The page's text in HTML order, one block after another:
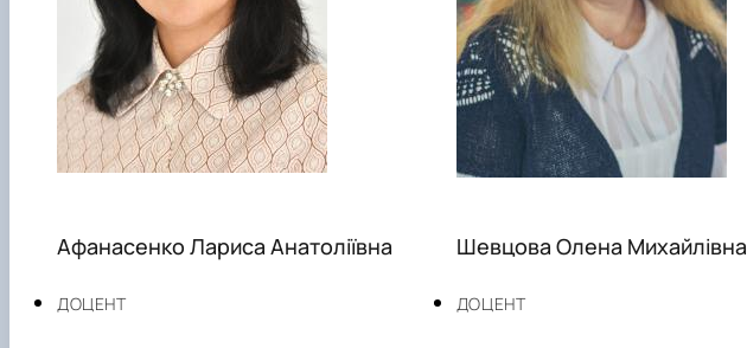
ДОЦЕНТ
Афанасенко Лариса Анатоліївна
ДОЦЕНТ
Шевцова Олена Михайлівна